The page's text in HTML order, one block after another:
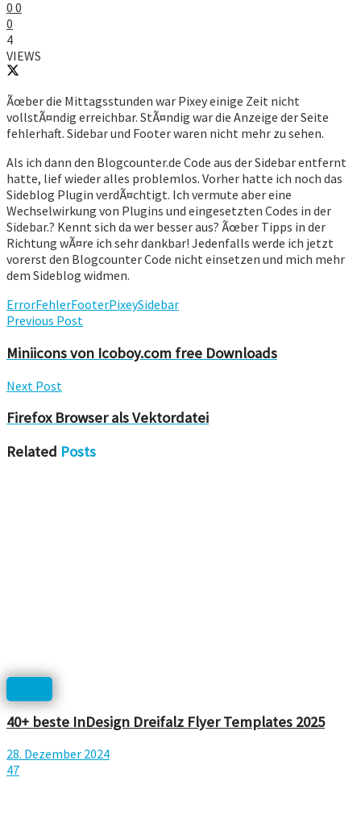
0 0
0
4
VIEWS
Ãœber die Mittagsstunden war Pixey einige Zeit nicht
vollstÃ¤ndig erreichbar. StÃ¤ndig war die Anzeige der Seite
fehlerhaft. Sidebar und Footer waren nicht mehr zu sehen.
Als ich dann den Blogcounter.de Code aus der Sidebar entfernt
hatte, lief wieder alles problemlos. Vorher hatte ich noch das
Sideblog Plugin verdÃ¤chtigt. Ich vermute aber eine
Wechselwirkung von Plugins und eingesetzten Codes in der
Sidebar.? Kennt sich da wer besser aus? Ãœber Tipps in der
Richtung wÃ¤re ich sehr dankbar! Jedenfalls werde ich jetzt
vorerst den Blogcounter Code nicht einsetzen und mich mehr
dem Sideblog widmen.
ErrorFehlerFooterPixeySidebar
Previous Post
Miniicons von Icoboy.com free Downloads
Next Post
Firefox Browser als Vektordatei
Related Posts
40+ beste InDesign Dreifalz Flyer Templates 2025
28. Dezember 2024
47